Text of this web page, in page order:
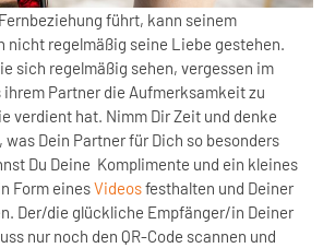
führt, kann seinem
nicht regelmäßig seine Liebe gestehen.
sich regelmäßig sehen, vergessen im
Partner die Aufmerksamkeit zu
verdient hat. Nimm Dir Zeit und denke
Dein Partner für Dich so besonders
Du Deine Komplimente und ein kleines
Form einesVideosfesthalten und Deiner
Der/die glückliche Empfänger/in Deiner
nur noch den QR-Code scannen und